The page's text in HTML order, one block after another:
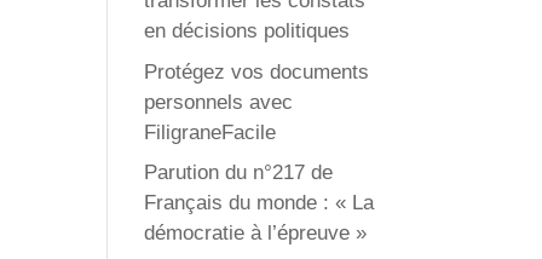
en décisions politiques
Protégez vos documents
personnels avec
FiligraneFacile
Parution du n°217 de
Français du monde : « La
démocratie à l’épreuve »